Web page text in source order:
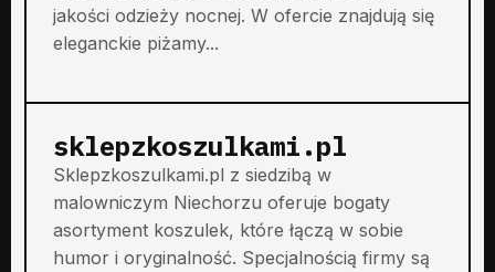
jakości odzieży nocnej. W ofercie znajdują się
eleganckie piżamy...
sklepzkoszulkami.pl
Sklepzkoszulkami.pl z siedzibą w
malowniczym Niechorzu oferuje bogaty
asortyment koszulek, które łączą w sobie
humor i oryginalność. Specjalnością firmy są